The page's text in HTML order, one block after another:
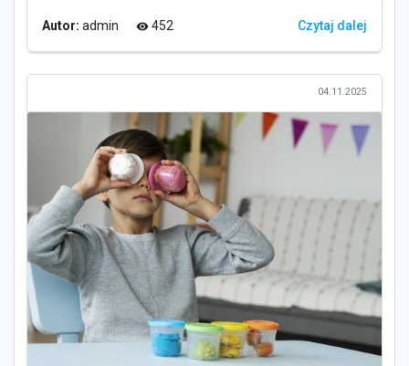
Autor: admin visibility 452 Czytaj dalej
04.11.2025